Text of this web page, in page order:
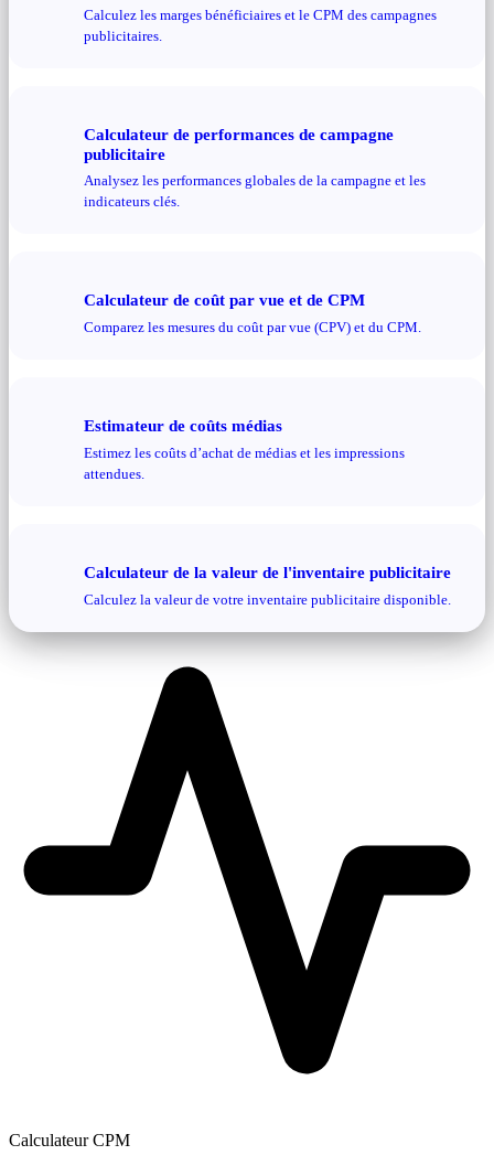
Calculez les marges bénéficiaires et le CPM des campagnes
publicitaires.
Calculateur de performances de campagne
publicitaire
Analysez les performances globales de la campagne et les
indicateurs clés.
Calculateur de coût par vue et de CPM
Comparez les mesures du coût par vue (CPV) et du CPM.
Estimateur de coûts médias
Estimez les coûts d’achat de médias et les impressions
attendues.
Calculateur de la valeur de l'inventaire publicitaire
Calculez la valeur de votre inventaire publicitaire disponible.
Calculateur CPM